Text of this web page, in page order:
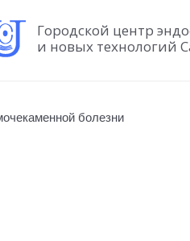
Городской центр
и новых технологий
болезни